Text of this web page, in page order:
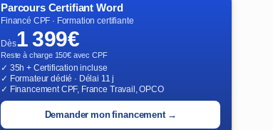
Parcours Certifiant Word
Financé CPF · Formation certifiante
Dès1 399€
Reste à charge 150€ avec CPF
✓ 35h + Certification incluse
✓ Formateur dédié · Délai 11 j
✓ Financement CPF, France Travail, OPCO
Demander mon financement →